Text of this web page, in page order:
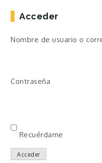
Acceder
Nombre de usuario o
Contraseña
Recuérdame
Acceder